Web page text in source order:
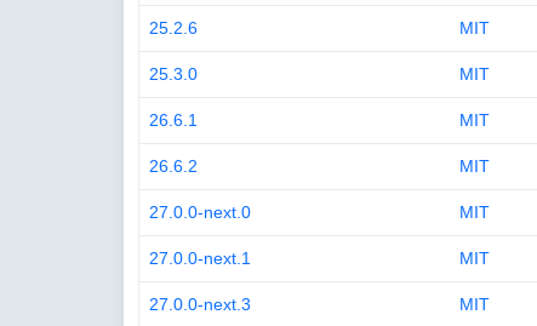
25.2.6 MIT
25.3.0 MIT
26.6.1 MIT
26.6.2 MIT
27.0.0-next.0 MIT
27.0.0-next.1 MIT
27.0.0-next.3 MIT